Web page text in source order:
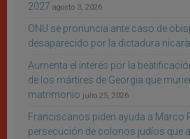
2027 agosto 3, 2026
ONU se pronuncia ante caso de
desaparecido por la dictadura
Aumenta el interés por la
de los mártires de Georgia que
matrimonio julio 25, 2026
Franciscanos piden ayuda a Marco
persecución de colonos judíos que